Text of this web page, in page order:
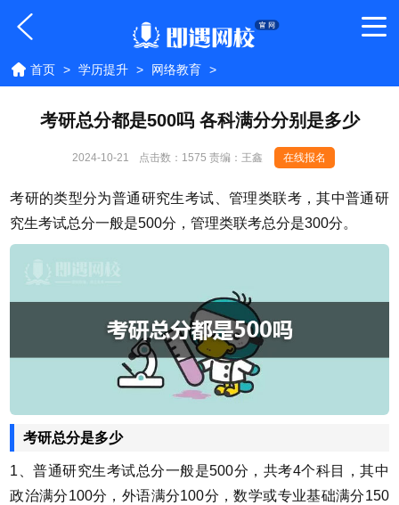
首页 > 学历提升 > 网络教育 >
考研总分都是500吗 各科满分分别是多少
2024-10-21 点击数： 1575 责编：王鑫 在线报名
考研的类型分为普通研究生考试、管理类联考，其中普通研
究生考试总分一般是500分，管理类联考总分是300分。
考研总分是多少
1、普通研究生考试总分一般是500分，共考4个科目，其中
政治满分100分，外语满分100分，数学或专业基础满分150